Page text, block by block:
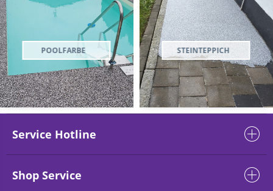
POOLFARBE STEINTEPPICH
Service Hotline
Shop Service